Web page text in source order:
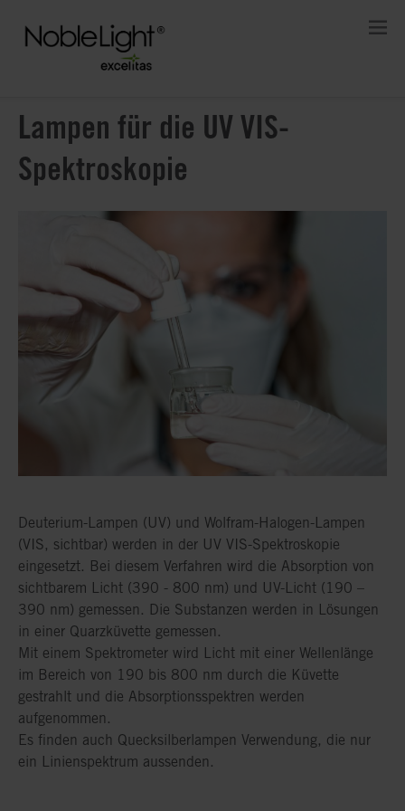
Lampen für die UV VIS-
Spektroskopie
Deuterium-Lampen (UV) und Wolfram-Halogen-Lampen
(VIS, sichtbar) werden in der UV VIS-Spektroskopie
eingesetzt. Bei diesem Verfahren wird die Absorption von
sichtbarem Licht (390 - 800 nm) und UV-Licht (190 –
390 nm) gemessen. Die Substanzen werden in Lösungen
in einer Quarzküvette gemessen.
Mit einem Spektrometer wird Licht mit einer Wellenlänge
im Bereich von 190 bis 800 nm durch die Küvette
gestrahlt und die Absorptionsspektren werden
aufgenommen.
Es finden auch Quecksilberlampen Verwendung, die nur
ein Linienspektrum aussenden.